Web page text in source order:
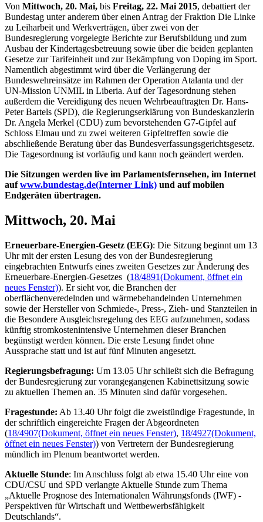
Von Mittwoch, 20. Mai, bis Freitag, 22. Mai 2015, debattiert der
Bundestag unter anderem über einen Antrag der Fraktion Die Linke
zu Leiharbeit und Werkverträgen, über zwei von der
Bundesregierung vorgelegte Berichte zur Berufsbildung und zum
Ausbau der Kindertagesbetreuung sowie über die beiden geplanten
Gesetze zur Tarifeinheit und zur Bekämpfung von Doping im Sport.
Namentlich abgestimmt wird über die Verlängerung der
Bundeswehreinsätze im Rahmen der Operation Atalanta und der
UN-Mission UNMIL in Liberia. Auf der Tagesordnung stehen
außerdem die Vereidigung des neuen Wehrbeauftragten Dr. Hans-
Peter Bartels (SPD), die Regierungserklärung von Bundeskanzlerin
Dr. Angela Merkel (CDU) zum bevorstehenden G7-Gipfel auf
Schloss Elmau und zu zwei weiteren Gipfeltreffen sowie die
abschließende Beratung über das Bundesverfassungsgerichtsgesetz.
Die Tagesordnung ist vorläufig und kann noch geändert werden.
Die Sitzungen werden live im Parlamentsfernsehen, im Internet
aufwww.bundestag.de(Interner Link) und auf mobilen
Endgeräten übertragen.
Mittwoch, 20. Mai
Erneuerbare-Energien-Gesetz (EEG): Die Sitzung beginnt um 13
Uhr mit der ersten Lesung des von der Bundesregierung
eingebrachten Entwurfs eines zweiten Gesetzes zur Änderung des
Erneuerbare-Energien-Gesetzes (18/4891(Dokument, öffnet ein
neues Fenster)). Er sieht vor, die Branchen der
oberflächenveredelnden und wärmebehandelnden Unternehmen
sowie der Hersteller von Schmiede-, Press-, Zieh- und Stanzteilen in
die Besondere Ausgleichsregelung des EEG aufzunehmen, sodass
künftig stromkostenintensive Unternehmen dieser Branchen
begünstigt werden können. Die erste Lesung findet ohne
Aussprache statt und ist auf fünf Minuten angesetzt.
Regierungsbefragung: Um 13.05 Uhr schließt sich die Befragung
der Bundesregierung zur vorangegangenen Kabinettsitzung sowie
zu aktuellen Themen an. 35 Minuten sind dafür vorgesehen.
Fragestunde: Ab 13.40 Uhr folgt die zweistündige Fragestunde, in
der schriftlich eingereichte Fragen der Abgeordneten
(18/4907(Dokument, öffnet ein neues Fenster), 18/4927(Dokument,
öffnet ein neues Fenster)) von Vertretern der Bundesregierung
mündlich im Plenum beantwortet werden.
Aktuelle Stunde: Im Anschluss folgt ab etwa 15.40 Uhr eine von
CDU/CSU und SPD verlangte Aktuelle Stunde zum Thema
„Aktuelle Prognose des Internationalen Währungsfonds (IWF) -
Perspektiven für Wirtschaft und Wettbewerbsfähigkeit
Deutschlands“.